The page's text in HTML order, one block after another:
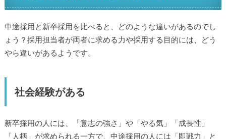
中途採用と新卒採用を比べると、どのような違いがあるのでし
ょう？採用担当者が両者に求める力や採用する目的には、どう
やら違いがあるようです。
社会経験がある
新卒採用の人には、「意志の強さ」や「やる気」「成長性」
「人柄」が求められる一方で、中途採用の人には「即戦力」と